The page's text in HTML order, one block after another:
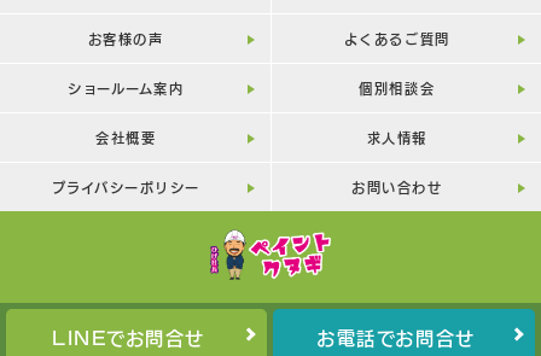
お客様の声 よくあるご質問
ショールーム案内 個別相談会
会社概要 求人情報
プライバシーポリシー お問い合わせ
LINEでお問合せ お電話でお問合せ
Copyright©PAINT-KUNUGI All Rights Reserved.